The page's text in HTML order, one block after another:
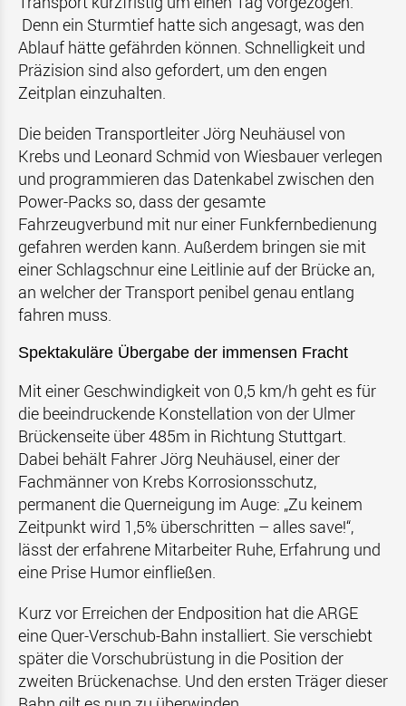
Denn ein Sturmtief hatte sich angesagt, was den
Ablauf hätte gefährden können. Schnelligkeit und
Präzision sind also gefordert, um den engen
Zeitplan einzuhalten.
Die beiden Transportleiter Jörg Neuhäusel von
Krebs und Leonard Schmid von Wiesbauer verlegen
und programmieren das Datenkabel zwischen den
Power-Packs so, dass der gesamte
Fahrzeugverbund mit nur einer Funkfernbedienung
gefahren werden kann. Außerdem bringen sie mit
einer Schlagschnur eine Leitlinie auf der Brücke an,
an welcher der Transport penibel genau entlang
fahren muss.
Spektakuläre Übergabe der immensen Fracht
Mit einer Geschwindigkeit von 0,5 km/h geht es für
die beeindruckende Konstellation von der Ulmer
Brückenseite über 485m in Richtung Stuttgart.
Dabei behält Fahrer Jörg Neuhäusel, einer der
Fachmänner von Krebs Korrosionsschutz,
permanent die Querneigung im Auge: „Zu keinem
Zeitpunkt wird 1,5% überschritten – alles save!“,
lässt der erfahrene Mitarbeiter Ruhe, Erfahrung und
eine Prise Humor einfließen.
Kurz vor Erreichen der Endposition hat die ARGE
eine Quer-Verschub-Bahn installiert. Sie verschiebt
später die Vorschubrüstung in die Position der
zweiten Brückenachse. Und den ersten Träger dieser